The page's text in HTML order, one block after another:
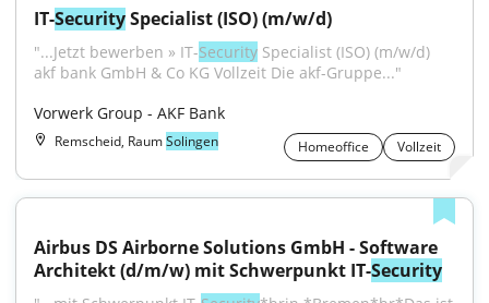
IT-Security Specialist (ISO) (m/w/d)
"...Jetzt bewerben » IT-Security Specialist (ISO) (m/w/d)
akf bank GmbH & Co KG Vollzeit Die akf-Gruppe..."
Vorwerk Group - AKF Bank
Remscheid, RaumSolingen Homeoffice Vollzeit
Airbus DS Airborne Solutions GmbH - Software
Architekt (d/m/w) mit Schwerpunkt IT-Security